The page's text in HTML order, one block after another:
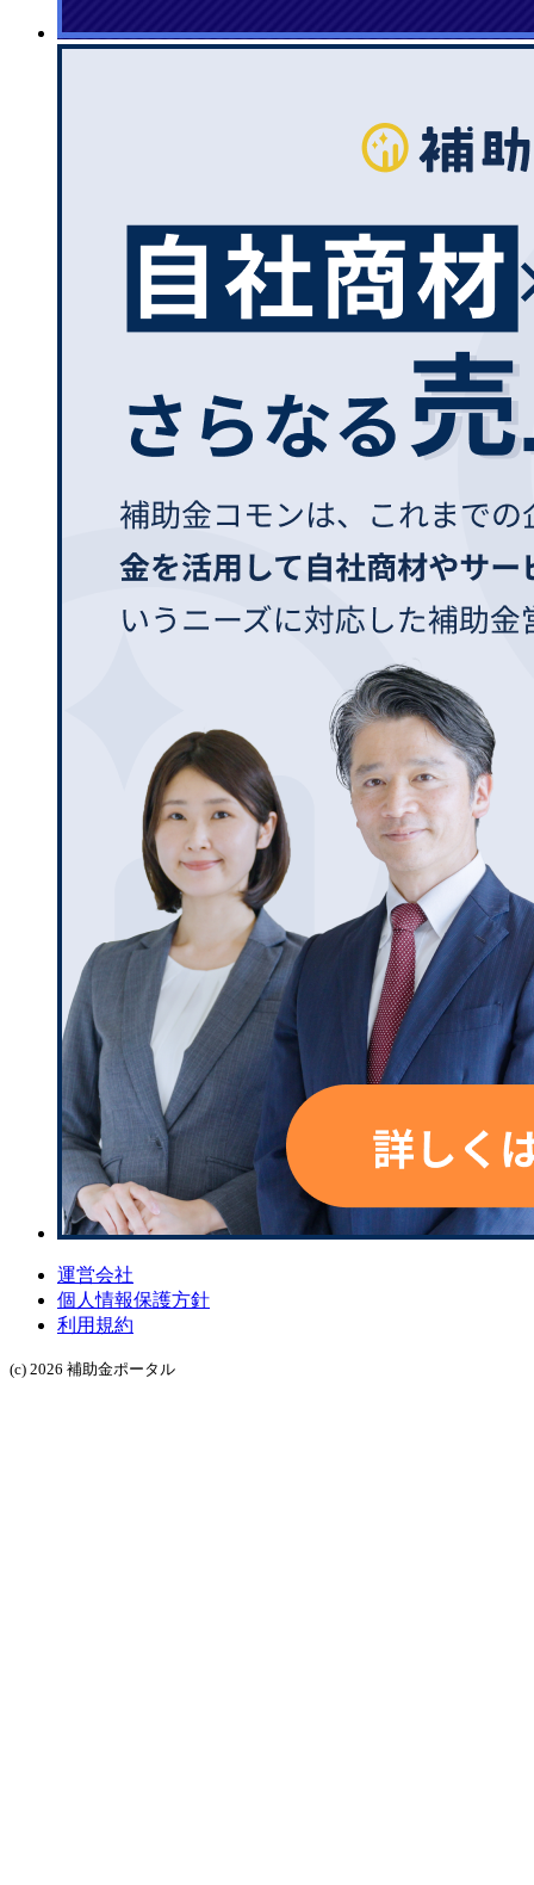
運営会社
個人情報保護方針
利用規約
(c) 2026 補助金ポータル